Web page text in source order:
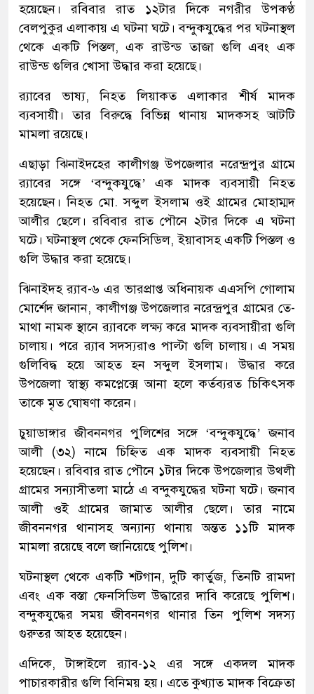
হয়েছেন। রবিবার রাত ১২টার দিকে নগরীর উপকণ্ঠ
বেলপুকুর এলাকায় এ ঘটনা ঘটে। বন্দুকযুদ্ধের পর ঘটনাস্থল
থেকে একটি পিস্তল, এক রাউন্ড তাজা গুলি এবং এক
রাউন্ড গুলির খোসা উদ্ধার করা হয়েছে।
র‌্যাবের ভাষ্য, নিহত লিয়াকত এলাকার শীর্ষ মাদক
ব্যবসায়ী। তার বিরুদ্ধে বিভিন্ন থানায় মাদকসহ আটটি
মামলা রয়েছে।
এছাড়া ঝিনাইদহের কালীগঞ্জ উপজেলার নরেন্দ্রপুর গ্রামে
র‌্যাবের সঙ্গে ‘বন্দুকযুদ্ধে’ এক মাদক ব্যবসায়ী নিহত
হয়েছেন। নিহত মো. সব্দুল ইসলাম ওই গ্রামের মোহাম্মদ
আলীর ছেলে। রবিবার রাত পৌনে ২টার দিকে এ ঘটনা
ঘটে। ঘটনাস্থল থেকে ফেনসিডিল, ইয়াবাসহ একটি পিস্তল ও
গুলি উদ্ধার করা হয়েছে।
ঝিনাইদহ র‌্যাব-৬ এর ভারপ্রাপ্ত অধিনায়ক এএসপি গোলাম
মোর্শেদ জানান, কালীগঞ্জ উপজেলার নরেন্দ্রপুর গ্রামের তে-
মাথা নামক স্থানে র‌্যাবকে লক্ষ্য করে মাদক ব্যবসায়ীরা গুলি
চালায়। পরে র‌্যাব সদস্যরাও পাল্টা গুলি চালায়। এ সময়
গুলিবিদ্ধ হয়ে আহত হন সব্দুল ইসলাম। উদ্ধার করে
উপজেলা স্বাস্থ্য কমপ্লেক্সে আনা হলে কর্তব্যরত চিকিৎসক
তাকে মৃত ঘোষণা করেন।
চুয়াডাঙ্গার জীবননগর পুলিশের সঙ্গে ‌‌‘বন্দুকযুদ্ধে’ জনাব
আলী (৩২) নামে চিহ্নিত এক মাদক ব্যবসায়ী নিহত
হয়েছেন। রবিবার রাত পৌনে ১টার দিকে উপজেলার উথলী
গ্রামের সন্যাসীতলা মাঠে এ বন্দুকযুদ্ধের ঘটনা ঘটে। জনাব
আলী ওই গ্রামের জামাত আলীর ছেলে। তার নামে
জীবননগর থানাসহ অন্যান্য থানায় অন্তত ১১টি মাদক
মামলা রয়েছে বলে জানিয়েছে পুলিশ।
ঘটনাস্থল থেকে একটি শটগান, দুটি কার্তুজ, তিনটি রামদা
এবং এক বস্তা ফেনসিডিল উদ্ধারের দাবি করেছে পুলিশ।
বন্দুকযুদ্ধের সময় জীবননগর থানার তিন পুলিশ সদস্য
গুরুতর আহত হয়েছেন।
এদিকে, টাঙ্গাইলে র‌্যাব-১২ এর সঙ্গে একদল মাদক
পাচারকারীর গুলি বিনিময় হয়। এতে কুখ্যাত মাদক বিক্রেতা